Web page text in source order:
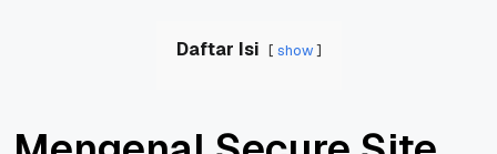
Daftar Isi show